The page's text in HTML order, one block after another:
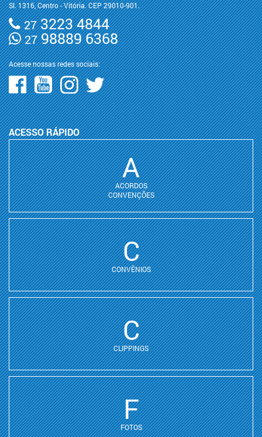
Sl. 1316, Centro - Vitória. CEP 29010-901.
273223 4844
2798889 6368
Acesse nossas redes sociais:
ACESSO RÁPIDO
A
ACORDOS
CONVENÇÕES
C
CONVÊNIOS
C
CLIPPINGS
F
FOTOS